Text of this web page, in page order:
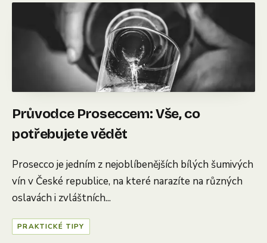
Průvodce Proseccem: Vše, co
potřebujete vědět
Prosecco je jedním z nejoblíbenějších bílých šumivých
vín v České republice, na které narazíte na různých
oslavách i zvláštních...
PRAKTICKÉ TIPY